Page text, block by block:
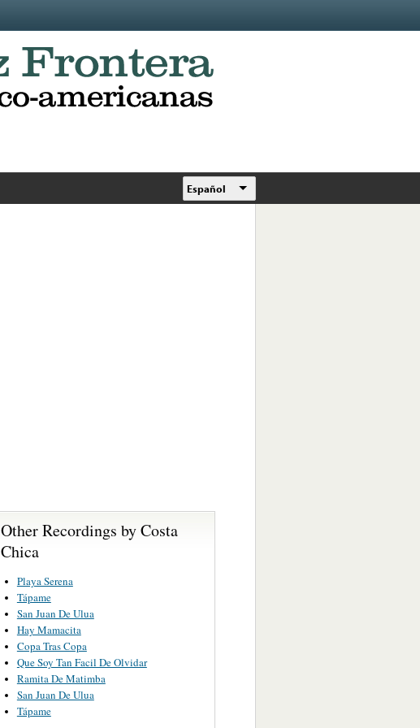
Español
Other Recordings by Costa
Chica
Playa Serena
Tápame
San Juan De Ulua
Hay Mamacita
Copa Tras Copa
Que Soy Tan Facil De Olvidar
Ramita De Matimba
San Juan De Ulua
Tápame